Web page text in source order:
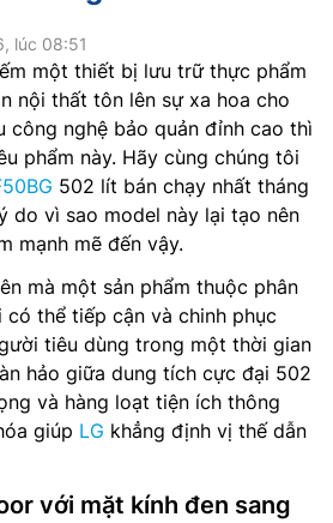
lúc 08:51
một thiết bị lưu trữ thực phẩm
nội thất tôn lên sự xa hoa cho
công nghệ bảo quản đỉnh cao thì
phẩm này. Hãy cùng chúng tôi
502 lít bán chạy nhất tháng
do vì sao model này lại tạo nên
mạnh mẽ đến vậy.
mà một sản phẩm thuộc phân
có thể tiếp cận và chinh phục
tiêu dùng trong một thời gian
hảo giữa dung tích cực đại 502
và hàng loạt tiện ích thông
giúp LG khẳng định vị thế dẫn
với mặt kính đen sang